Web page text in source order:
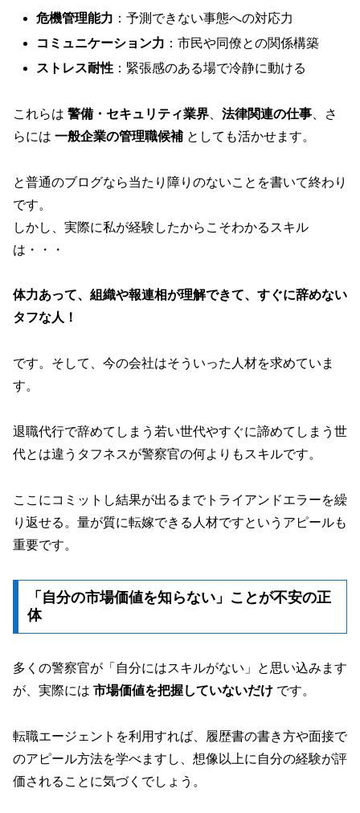
危機管理能力 ：予測できない事態への対応力
コミュニケーション力 ：市民や同僚との関係構築
ストレス耐性 ：緊張感のある場で冷静に動ける
これらは 警備・セキュリティ業界 法律関連の仕事 、さ
らには 一般企業の管理職候補 としても活かせます。
と普通のブログなら当たり障りのないことを書いて終わり
です。
しかし、実際に私が経験したからこそわかるスキル
は・・・
体力あって、組織や報連相が理解できて、すぐに辞めない
タフな人！
です。そして、今の会社はそういった人材を求めていま
す。
退職代行で辞めてしまう若い世代やすぐに諦めてしまう世
代とは違うタフネスが警察官の何よりもスキルです。
ここにコミットし結果が出るまでトライアンドエラーを繰
り返せる。量が質に転嫁できる人材ですというアピールも
重要です。
「自分の市場価値を知らない」ことが不安の正
体
多くの警察官が「自分にはスキルがない」と思い込みます
が、実際には 市場価値を把握していないだけ です。
転職エージェントを利用すれば、履歴書の書き方や面接で
のアピール方法を学べますし、想像以上に自分の経験が評
価されることに気づくでしょう。